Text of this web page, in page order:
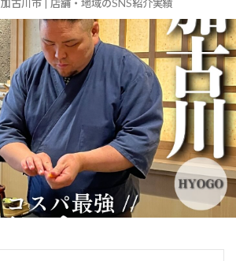
加古川市 | 店舗・地域のSNS紹介実績